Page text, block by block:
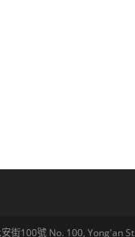
街100號 No. 100, Yong'an